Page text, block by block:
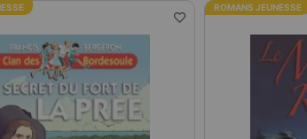
ROMANS JEUNESSE